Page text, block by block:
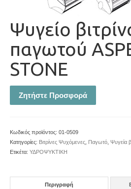
Ψυγείο
παγωτού
STONE
Ζητήστε Προσφορά
Κωδικός προϊόντος: 01-0509
Κατηγορίες: Βιτρίνες Ψυχόμενες Παγωτό Ψυγεία
Ετικέτα: ΥΔΡΟΨΥΚΤΙΚΗ
Περιγραφή